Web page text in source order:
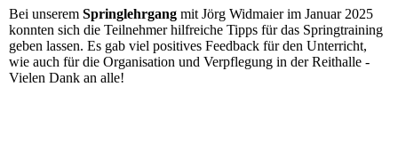
Bei unserem Springlehrgang mit Jörg Widmaier im Januar 2025
konnten sich die Teilnehmer hilfreiche Tipps für das Springtraining
geben lassen. Es gab viel positives Feedback für den Unterricht,
wie auch für die Organisation und Verpflegung in der Reithalle -
Vielen Dank an alle!